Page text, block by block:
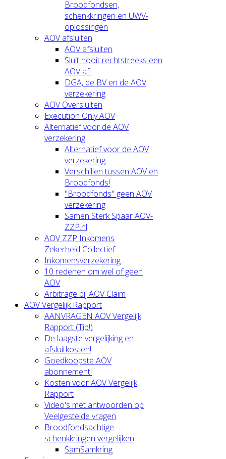
Broodfondsen,
schenkkringen en UWV-
oplossingen
AOV afsluiten
AOV afsluiten
Sluit nooit rechtstreeks een
AOV af!
DGA, de BV en de AOV
verzekering
AOV Oversluiten
Execution Only AOV
Alternatief voor de AOV
verzekering
Alternatief voor de AOV
verzekering
Verschillen tussen AOV en
Broodfonds!
"Broodfonds" geen AOV
verzekering
Samen Sterk Spaar AOV-
ZZP.nl
AOV ZZP Inkomens
Zekerheid Collectief
Inkomensverzekering
10 redenen om wel of geen
AOV
Arbitrage bij AOV Claim
AOV Vergelijk Rapport
AANVRAGEN AOV Vergelijk
Rapport (Tip!)
De laagste vergelijking en
afsluitkosten!
Goedkoopste AOV
abonnement!
Kosten voor AOV Vergelijk
Rapport
Video's met antwoorden op
Veelgestelde vragen
Broodfondsachtige
schenkkringen vergelijken
SamSamkring